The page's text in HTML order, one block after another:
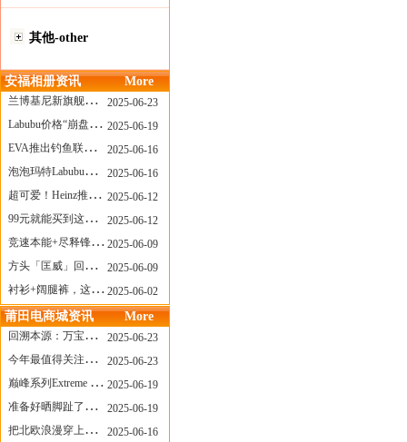
其他-other
安福相册资讯 More
兰博基尼新旗舰曝光？这台顶级超跑或将在8月登场
2025-06-23
Labubu价格“崩盘”？618当日泡泡玛特预售补货量超200W！
2025-06-19
EVA推出钓鱼联名套装，初号机也能当“假饵”？
2025-06-16
泡泡玛特Labubu新品发售上演“拳王争霸”......
2025-06-16
超可爱！Heinz推出星之卡比合作款番茄酱！
2025-06-12
99元就能买到这样颜值的太阳镜？优衣库夏季墨镜系列
2025-06-12
竞速本能+尽释锋芒——罗杰杜彼Roger+Dubuis王者竞速系列飞返计时码表燃擎赛道
2025-06-09
方头「匡威」回归！日系简约里的小心思
2025-06-09
衬衫+阔腿裤，这样穿美出新高度！
2025-06-02
莆田电商城资讯 More
回溯本源：万宝龙推出明星系列都市灰腕表新作
2025-06-23
今年最值得关注的AF1！KOBE x AF1 明日发售
2025-06-23
巅峰系列Extreme Diver潜水腕表与Revival Diver复刻版潜水腕表共同推出“暗影款”新作
2025-06-19
准备好晒脚趾了吗？透明款 AF1 要回归了
2025-06-19
把北欧浪漫穿上脚，Cecilie Bahnsen x ASICS
2025-06-16